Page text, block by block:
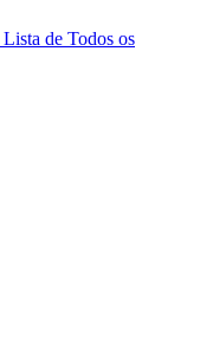
Lista de Todos os